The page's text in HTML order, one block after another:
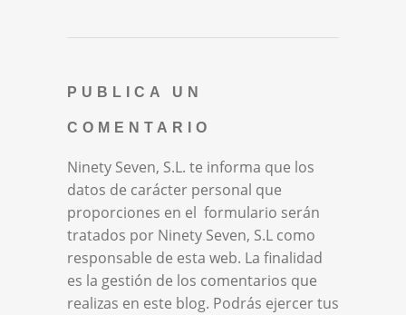
PUBLICA UN
COMENTARIO
Ninety Seven, S.L. te informa que los
datos de carácter personal que
proporciones en el formulario serán
tratados por Ninety Seven, S.L como
responsable de esta web. La finalidad
es la gestión de los comentarios que
realizas en este blog. Podrás ejercer tus